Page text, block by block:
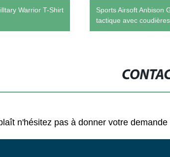
Warrior T-Shirt
Sports Airsoft Anbison
tactique avec coudières
n'hésitez pas à donner votre